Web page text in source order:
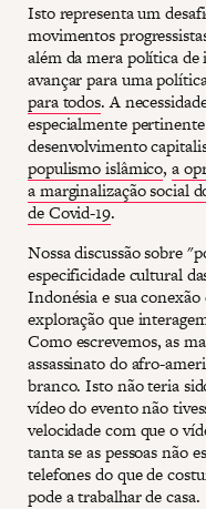
Isto representa um
movimentos
além da mera política de
avançar para uma
para todos. A
especialmente
desenvolvimento
populismo islâmico,a
a marginalização social
de Covid-19.
Nossa discussão sobre
especificidade cultural
Indonésia e sua
exploração que
Como escrevemos, as
assassinato do afro-
branco. Isto não teria
vídeo do evento não
velocidade com que o
tanta se as pessoas não
telefones do que de
pode a trabalhar de casa.